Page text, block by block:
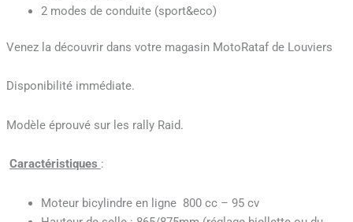
2 modes de conduite (sport&eco)
Venez la découvrir dans votre magasin MotoRataf de Louviers
Disponibilité immédiate.
Modèle éprouvé sur les rally Raid.
Caractéristiques :
Moteur bicylindre en ligne 800 cc – 95 cv